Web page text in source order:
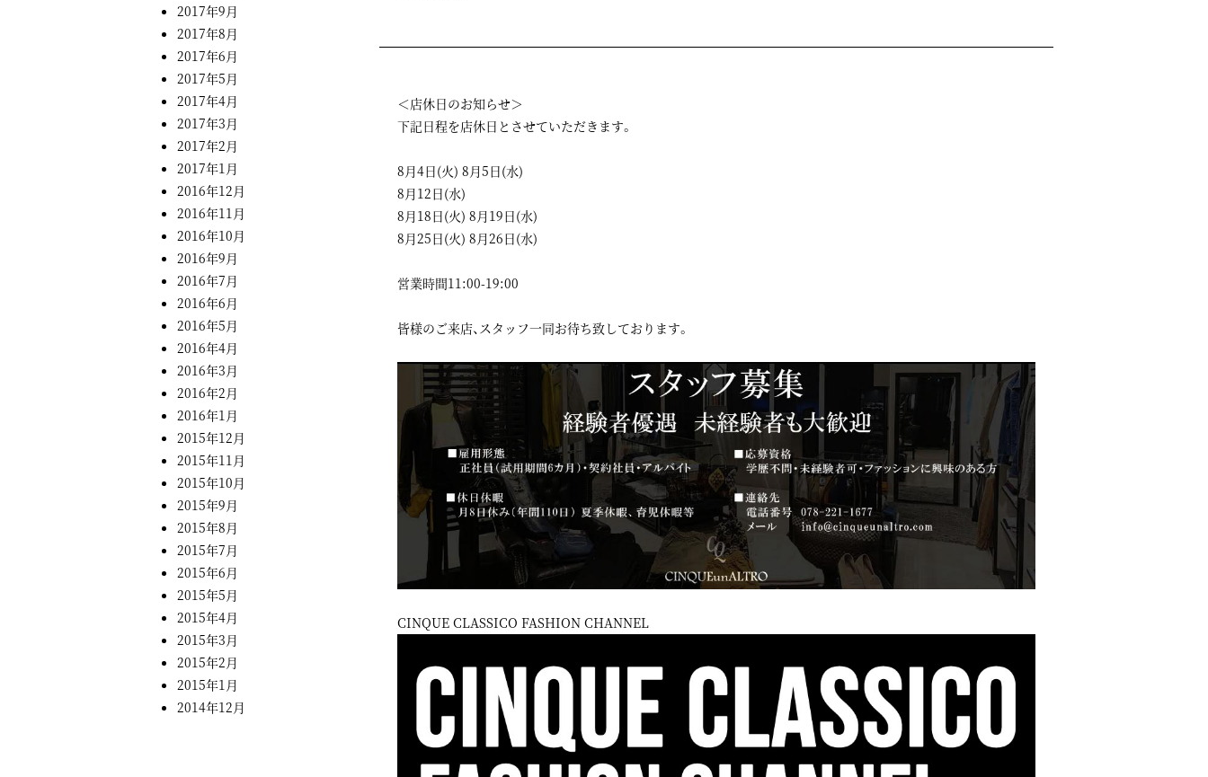
＜店休日のお知らせ＞
下記日程を店休日とさせていただきます。
8月4日(火) 8月5日(水)
8月12日(水)
8月18日(火) 8月19日(水)
8月25日(火) 8月26日(水)
営業時間11:00-19:00
皆様のご来店、スタッフ一同お待ち致しております。
CINQUE CLASSICO FASHION CHANNEL
2017年9月
2017年8月
2017年6月
2017年5月
2017年4月
2017年3月
2017年2月
2017年1月
2016年12月
2016年11月
2016年10月
2016年9月
2016年7月
2016年6月
2016年5月
2016年4月
2016年3月
2016年2月
2016年1月
2015年12月
2015年11月
2015年10月
2015年9月
2015年8月
2015年7月
2015年6月
2015年5月
2015年4月
2015年3月
2015年2月
2015年1月
2014年12月